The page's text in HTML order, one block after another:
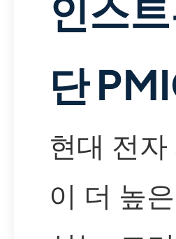
인스
단
현대 전
이 더 높